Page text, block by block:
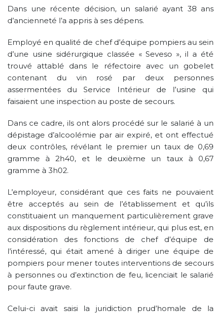
Dans une récente décision, un salarié ayant 38 ans
d’ancienneté l’a appris à ses dépens.
Employé en qualité de chef d’équipe pompiers au sein
d’une usine sidérurgique classée « Seveso », il a été
trouvé attablé dans le réfectoire avec un gobelet
contenant du vin rosé par deux personnes
assermentées du Service Intérieur de l’usine qui
faisaient une inspection au poste de secours.
Dans ce cadre, ils ont alors procédé sur le salarié à un
dépistage d’alcoolémie par air expiré, et ont effectué
deux contrôles, révélant le premier un taux de 0,69
gramme à 2h40, et le deuxième un taux à 0,67
gramme à 3h02.
L’employeur, considérant que ces faits ne pouvaient
être acceptés au sein de l’établissement et qu’ils
constituaient un manquement particulièrement grave
aux dispositions du règlement intérieur, qui plus est, en
considération des fonctions de chef d’équipe de
l’intéressé, qui était amené à diriger une équipe de
pompiers pour mener toutes interventions de secours
à personnes ou d’extinction de feu, licenciait le salarié
pour faute grave.
Celui-ci avait saisi la juridiction prud’homale de la